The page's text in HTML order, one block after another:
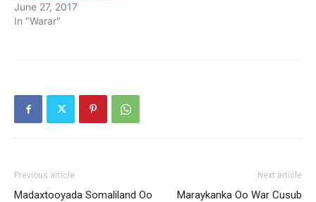
June 27, 2017
In "Warar"
Previous article
Madaxtooyada Somaliland Oo
Next article
Maraykanka Oo War Cusub